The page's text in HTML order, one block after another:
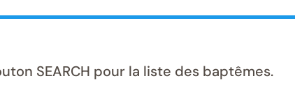
SEARCH pour la liste des baptêmes.